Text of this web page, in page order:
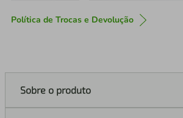
Política de Trocas e Devolução
Sobre o produto